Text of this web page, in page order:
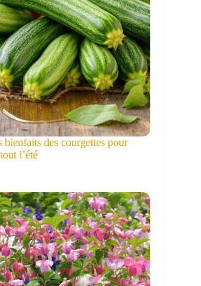
bienfaits des courgettes pour
l’été